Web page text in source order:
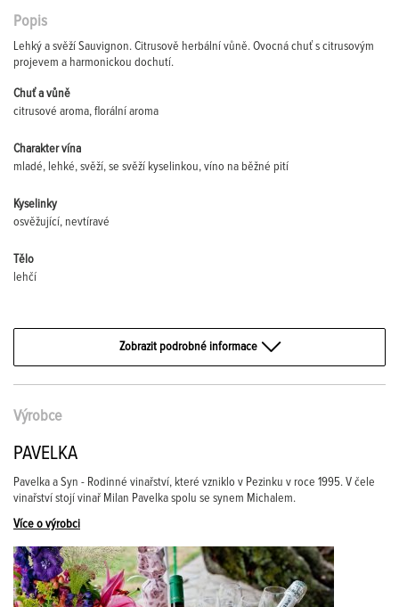
Popis
Lehký a svěží Sauvignon. Citrusově herbální vůně. Ovocná chuť s citrusovým
projevem a harmonickou dochutí.
Chuť a vůně
citrusové aroma, florální aroma
Charakter vína
mladé, lehké, svěží, se svěží kyselinkou, víno na běžné pití
Kyselinky
osvěžující, nevtíravé
Tělo
lehčí
Zobrazit podrobné informace
Výrobce
PAVELKA
Pavelka a Syn - Rodinné vinařství, které vzniklo v Pezinku v roce 1995. V čele
vinařství stojí vinař Milan Pavelka spolu se synem Michalem.
Více o výrobci